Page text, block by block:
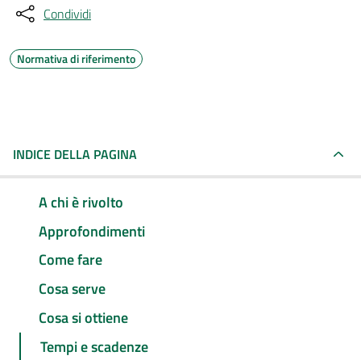
Condividi
Normativa di riferimento
INDICE DELLA PAGINA
A chi è rivolto
Approfondimenti
Come fare
Cosa serve
Cosa si ottiene
Tempi e scadenze